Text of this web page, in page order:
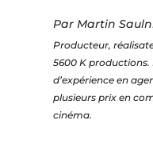
Par Martin
Producteur,
5600 K
d’expérience en
plusieurs prix en
cinéma.